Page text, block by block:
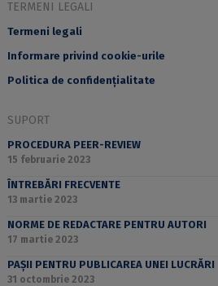
TERMENI LEGALI
Termeni legali
Informare privind cookie-urile
Politica de confidențialitate
SUPORT
PROCEDURA PEER-REVIEW
15 februarie 2023
ÎNTREBĂRI FRECVENTE
13 martie 2023
NORME DE REDACTARE PENTRU AUTORI
17 martie 2023
PAȘII PENTRU PUBLICAREA UNEI LUCRĂRI
31 octombrie 2023